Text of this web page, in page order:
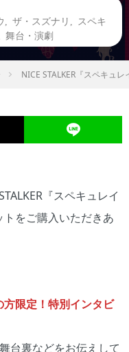
ザ・スズナリ
スペキ
舞台・演劇
NICE STALKER『スペキュ
『スペキュレイ
をご購入いただきあ
限定！特別インタビ
台裏などをお伝えして